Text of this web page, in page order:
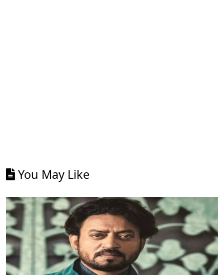
You May Like